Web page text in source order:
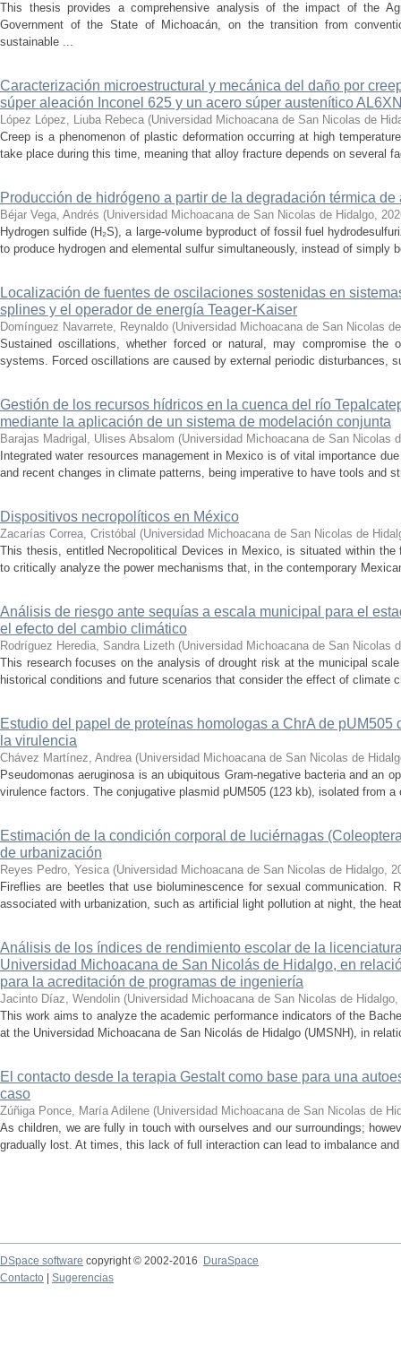
This thesis provides a comprehensive analysis of the impact of the
Government of the State of Michoacán, on the transition from
sustainable ...
Caracterización microestructural y mecánica del daño por
súper aleación Inconel 625 y un acero súper austenítico
López López, Liuba Rebeca (Universidad Michoacana de San Nicolas de
Creep is a phenomenon of plastic deformation occurring at high
take place during this time, meaning that alloy fracture depends on several
Producción de hidrógeno a partir de la degradación térmica
Béjar Vega, Andrés (Universidad Michoacana de San Nicolas de Hidalgo,
Hydrogen sulfide (H₂S), a large-volume byproduct of fossil fuel
to produce hydrogen and elemental sulfur simultaneously, instead of simply
Localización de fuentes de oscilaciones sostenidas en
splines y el operador de energía Teager-Kaiser
Domínguez Navarrete, Reynaldo (Universidad Michoacana de San Nicolas
Sustained oscillations, whether forced or natural, may compromise the
systems. Forced oscillations are caused by external periodic disturbances,
Gestión de los recursos hídricos en la cuenca del río
mediante la aplicación de un sistema de modelación conjunta
Barajas Madrigal, Ulises Absalom (Universidad Michoacana de San Nicolas
Integrated water resources management in Mexico is of vital importance
and recent changes in climate patterns, being imperative to have tools and
Dispositivos necropolíticos en México
Zacarías Correa, Cristóbal (Universidad Michoacana de San Nicolas de
This thesis, entitled Necropolitical Devices in Mexico, is situated within
to critically analyze the power mechanisms that, in the contemporary
Análisis de riesgo ante sequías a escala municipal para el
el efecto del cambio climático
Rodríguez Heredia, Sandra Lizeth (Universidad Michoacana de San Nicolas
This research focuses on the analysis of drought risk at the municipal
historical conditions and future scenarios that consider the effect of climate
Estudio del papel de proteínas homologas a ChrA de
la virulencia
Chávez Martínez, Andrea (Universidad Michoacana de San Nicolas de
Pseudomonas aeruginosa is an ubiquitous Gram-negative bacteria and an
virulence factors. The conjugative plasmid pUM505 (123 kb), isolated from
Estimación de la condición corporal de luciérnagas
de urbanización
Reyes Pedro, Yesica (Universidad Michoacana de San Nicolas de Hidalgo,
Fireflies are beetles that use bioluminescence for sexual communication.
associated with urbanization, such as artificial light pollution at night, the
Análisis de los índices de rendimiento escolar de la
Universidad Michoacana de San Nicolás de Hidalgo, en
para la acreditación de programas de ingeniería
Jacinto Díaz, Wendolin (Universidad Michoacana de San Nicolas de Hidalgo,
This work aims to analyze the academic performance indicators of the
at the Universidad Michoacana de San Nicolás de Hidalgo (UMSNH), in
El contacto desde la terapia Gestalt como base para una
caso
Zúñiga Ponce, María Adilene (Universidad Michoacana de San Nicolas de
As children, we are fully in touch with ourselves and our surroundings;
gradually lost. At times, this lack of full interaction can lead to imbalance
DSpace software copyright © 2002-2016
DuraSpace
Contacto
Sugerencias